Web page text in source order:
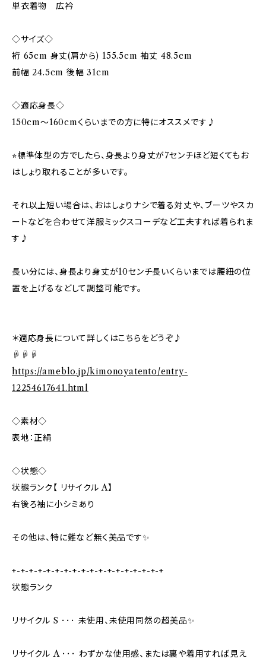
単衣着物 広衿
◇サイズ◇
裄 65cm 身丈(肩から) 155.5cm 袖丈 48.5cm
前幅 24.5cm 後幅 31cm
◇適応身長◇
150cm～160cmくらいまでの方に特にオススメです♪
⭐︎標準体型の方でしたら、身長より身丈が7センチほど短くてもお
はしょり取れることが多いです。
それ以上短い場合は、おはしょりナシで着る対丈や、ブーツやスカ
ートなどを合わせて洋服ミックスコーデなど工夫すれば着られま
す♪
長い分には、身長より身丈が10センチ長いくらいまでは腰紐の位
置を上げるなどして調整可能です。
＊適応身長について詳しくはこちらをどうぞ♪
☟☟☟
https://ameblo.jp/kimonoyatento/entry-
12254617641.html
◇素材◇
表地：正絹
◇状態◇
状態ランク【 リサイクル A】
右後ろ袖に小シミあり
その他は、特に難など無く美品です✨
+-+-+-+-+-+-+-+-+-+-+-+-+-+-+-+-+-+
状態ランク
リサイクル S ･･･ 未使用、未使用同然の超美品✨
リサイクル A ･･･ わずかな使用感、または裏や着用すれば見え